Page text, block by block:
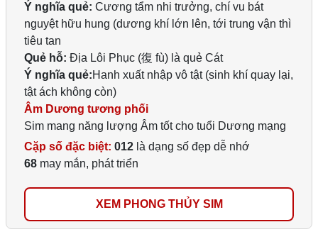
Ý nghĩa quẻ: Cương tẩm nhi trưởng, chí vu bát
nguyệt hữu hung (dương khí lớn lên, tới trung vận thì
tiêu tan
Quẻ hỗ: Địa Lôi Phục (復 fù) là quẻ Cát
Ý nghĩa quẻ:Hanh xuất nhập vô tật (sinh khí quay lại,
tật ách không còn)
Âm Dương tương phối
Sim mang năng lượng Âm tốt cho tuổi Dương mạng
Cặp số đặc biệt: 012 là dạng số đẹp dễ nhớ
68 may mắn, phát triển
XEM PHONG THỦY SIM